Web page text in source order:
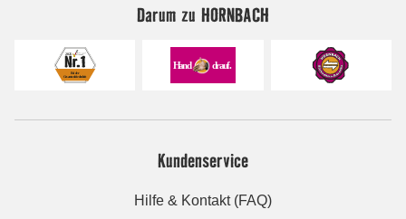
Darum zu HORNBACH
Kundenservice
Hilfe & Kontakt (FAQ)